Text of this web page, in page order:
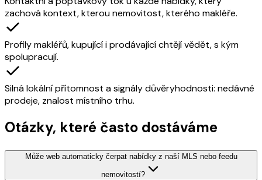
zachová kontext, kterou nemovitost, kterého makléře.
Profily makléřů, kupující i prodávající chtějí vědět, s kým
spolupracují.
Silná lokální přítomnost a signály důvěryhodnosti: nedávné
prodeje, znalost místního trhu.
Otázky, které často dostáváme
Může web automaticky čerpat nabídky z naší MLS nebo feedu
nemovitostí?